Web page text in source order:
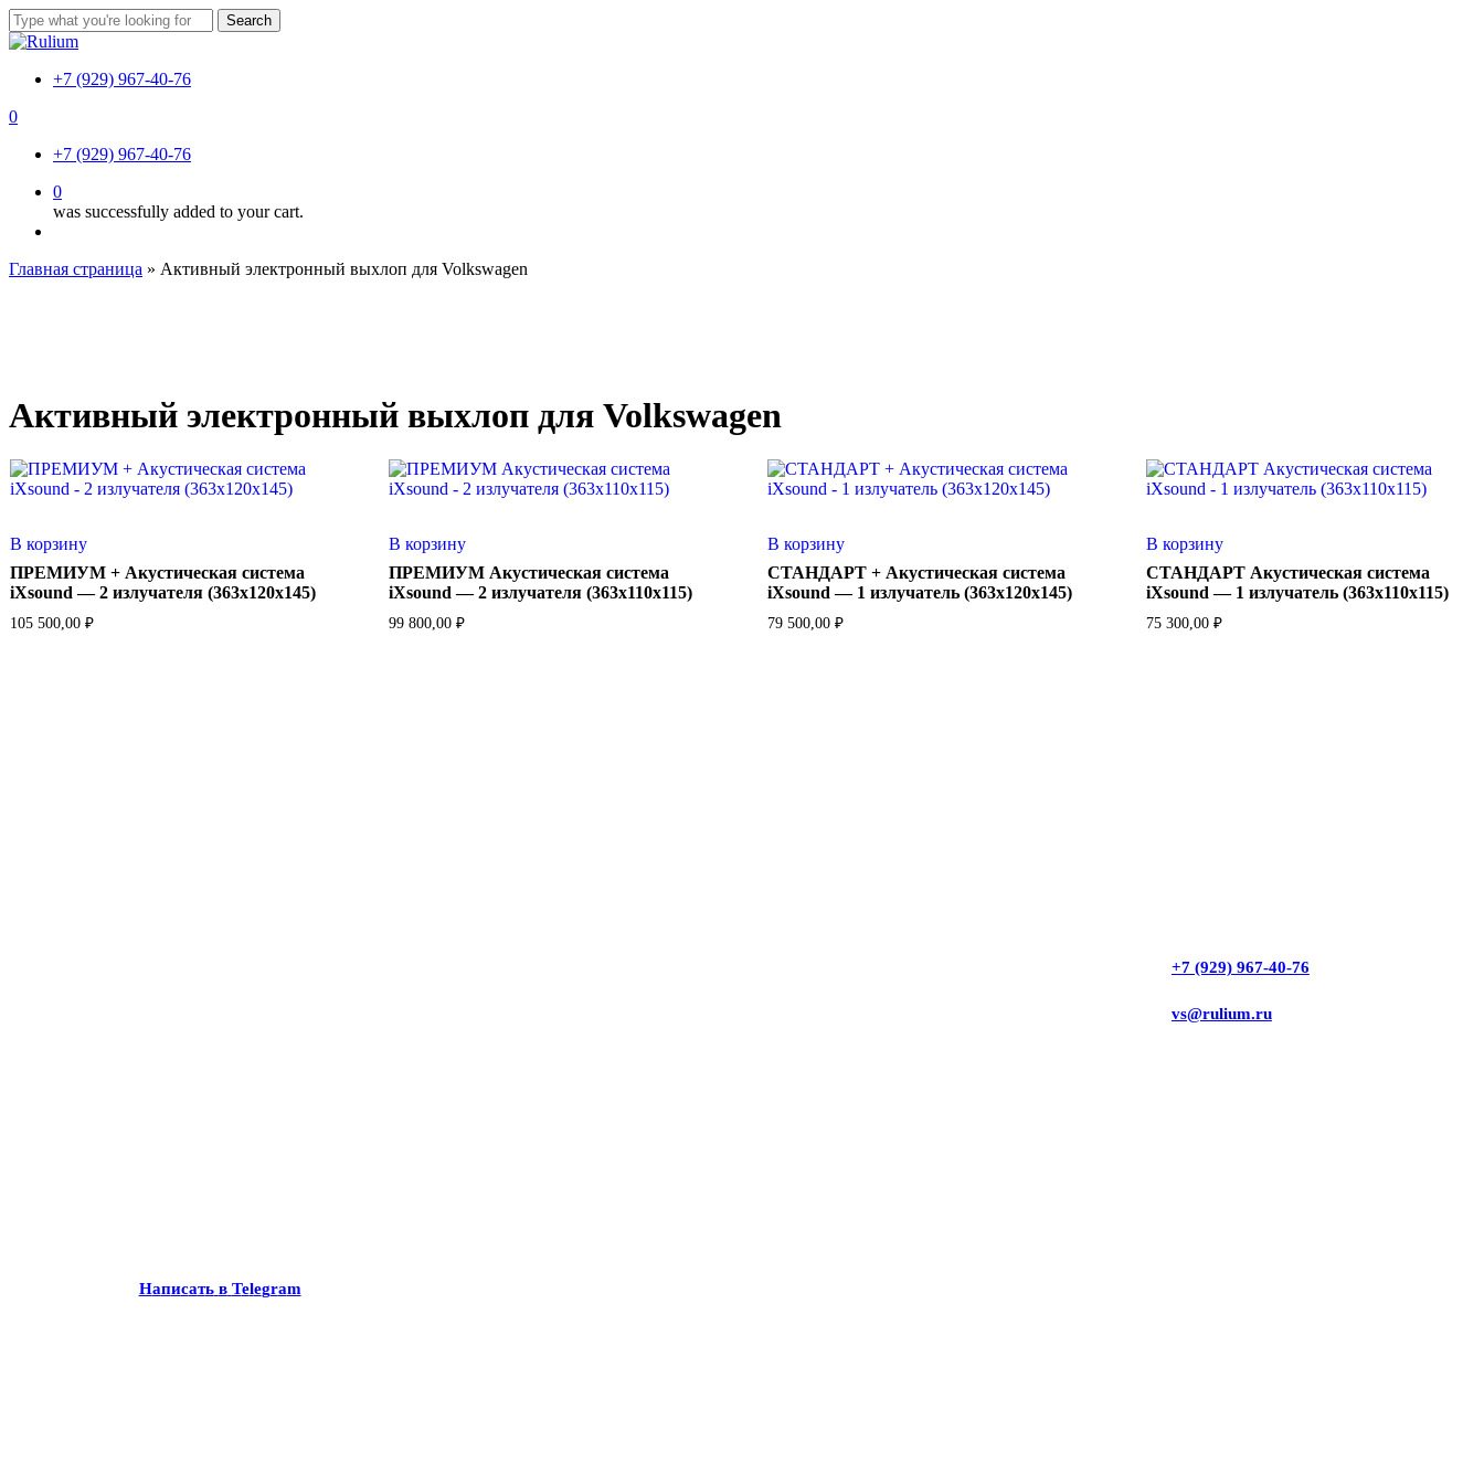
Skip
to
content
Search
Close
+7 (929) 967-40-76
0
+7 (929) 967-40-76
0
was successfully added to your cart.
Главная страница » Активный электронный выхлоп для Volkswagen
Активный электронный выхлоп для Volkswagen
В корзину
ПРЕМИУМ + Акустическая система
iXsound — 2 излучателя (363х120х145)
105 500,00 ₽
В корзину
ПРЕМИУМ Акустическая система
iXsound — 2 излучателя (363х110х115)
99 800,00 ₽
В корзину
СТАНДАРТ + Акустическая система
iXsound — 1 излучатель (363х120х145)
79 500,00 ₽
В корзину
СТАНДАРТ Акустическая система
iXsound — 1 излучатель (363х110х115)
75 300,00 ₽
+7 (929) 967-40-76
vs@rulium.ru
Написать в Telegram